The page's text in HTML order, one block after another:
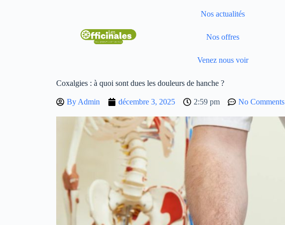
Nos actualités
Nos offres
Venez nous voir
Coxalgies : à quoi sont dues les douleurs de hanche ?
By Admin décembre 3, 2025 2:59 pm No Comments